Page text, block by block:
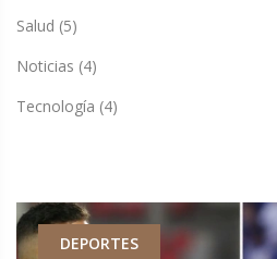
Salud (5)
Noticias (4)
Tecnología (4)
DEPORTES